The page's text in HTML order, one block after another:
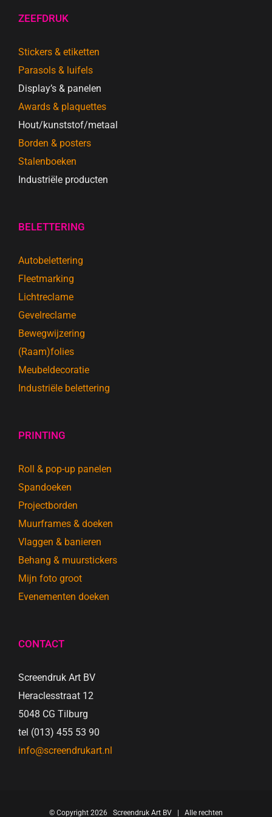
ZEEFDRUK
Stickers & etiketten
Parasols & luifels
Display’s & panelen
Awards & plaquettes
Hout/kunststof/metaal
Borden & posters
Stalenboeken
Industriële producten
BELETTERING
Autobelettering
Fleetmarking
Lichtreclame
Gevelreclame
Bewegwijzering
(Raam)folies
Meubeldecoratie
Industriële belettering
PRINTING
Roll & pop-up panelen
Spandoeken
Projectborden
Muurframes & doeken
Vlaggen & banieren
Behang & muurstickers
Mijn foto groot
Evenementen doeken
CONTACT
Screendruk Art BV
Heraclesstraat 12
5048 CG Tilburg
tel (013) 455 53 90
info@screendrukart.nl
© Copyright 2026 Screendruk Art BV | Alle rechten